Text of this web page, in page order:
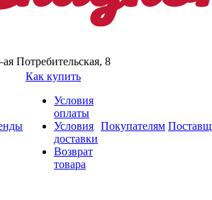
Потребительская, 8
Как купить
Условия
оплаты
Условия
доставки
Возврат
товара
Покупателям